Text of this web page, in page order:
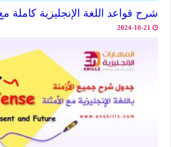
شرح قواعد اللغة الإنجليزية كاملة مع
2024-10-21